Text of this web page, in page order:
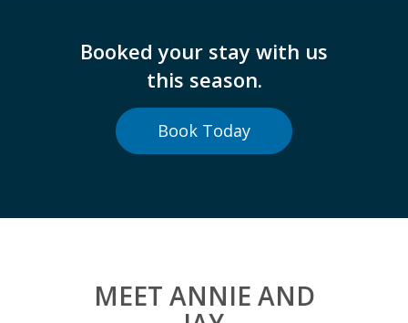
Booked your stay with us
this season.
Book Today
MEET ANNIE AND